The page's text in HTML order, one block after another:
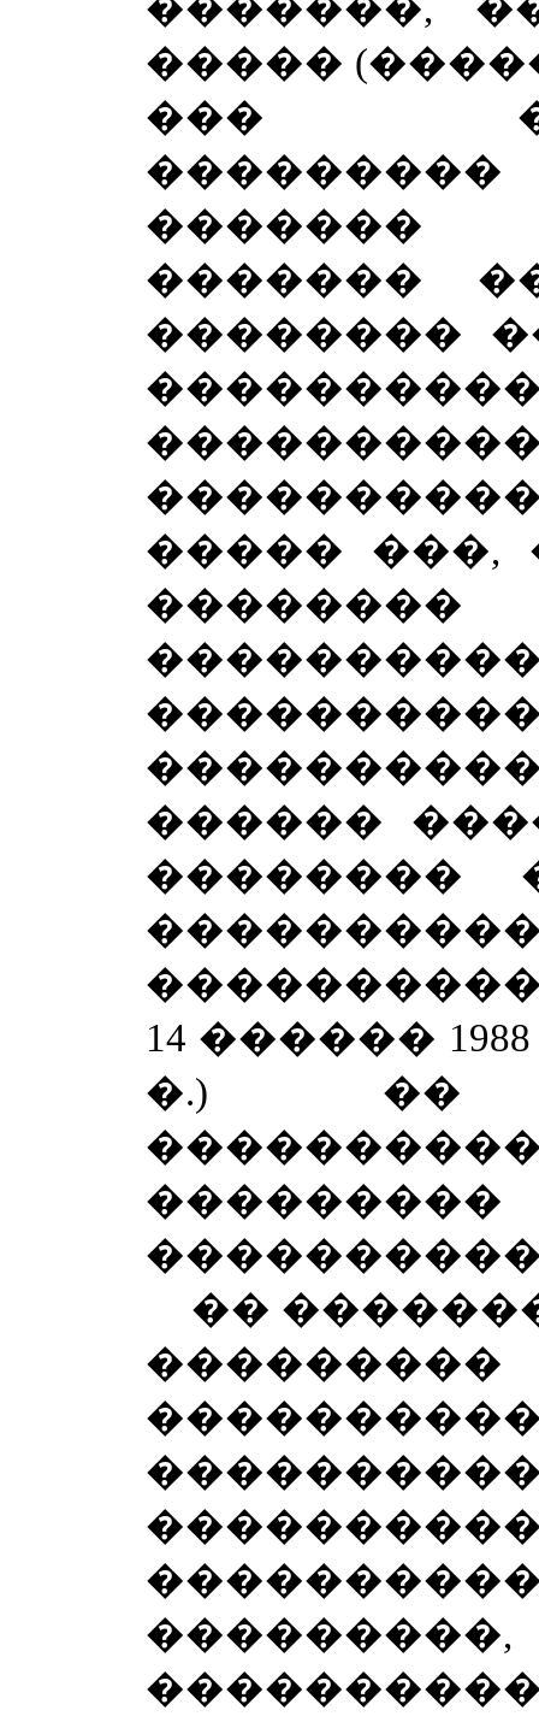
�����
���
�������
�������
��������
����� ���,
������
��������
14 ������ 1988
�.) ��
���������
��